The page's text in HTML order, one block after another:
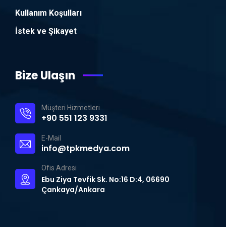
Kullanım Koşulları
İstek ve Şikayet
Bize Ulaşın
Müşteri Hizmetleri
+90 551 123 9331
E-Mail
info@tpkmedya.com
Ofis Adresi
Ebu Ziya Tevfik Sk. No:16 D:4, 06690
Çankaya/Ankara